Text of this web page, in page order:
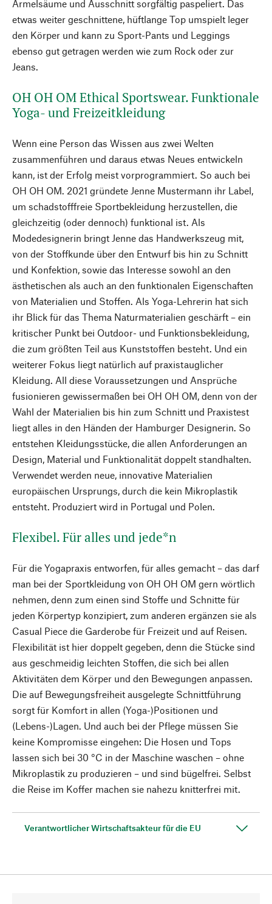
Ärmelsäume und Ausschnitt sorgfältig paspeliert. Das
etwas weiter geschnittene, hüftlange Top umspielt leger
den Körper und kann zu Sport-Pants und Leggings
ebenso gut getragen werden wie zum Rock oder zur
Jeans.
OH OH OM Ethical Sportswear. Funktionale
Yoga- und Freizeitkleidung
Wenn eine Person das Wissen aus zwei Welten
zusammenführen und daraus etwas Neues entwickeln
kann, ist der Erfolg meist vorprogrammiert. So auch bei
OH OH OM. 2021 gründete Jenne Mustermann ihr Label,
um schadstofffreie Sportbekleidung herzustellen, die
gleichzeitig (oder dennoch) funktional ist. Als
Modedesignerin bringt Jenne das Handwerkszeug mit,
von der Stoffkunde über den Entwurf bis hin zu Schnitt
und Konfektion, sowie das Interesse sowohl an den
ästhetischen als auch an den funktionalen Eigenschaften
von Materialien und Stoffen. Als Yoga-Lehrerin hat sich
ihr Blick für das Thema Naturmaterialien geschärft – ein
kritischer Punkt bei Outdoor- und Funktionsbekleidung,
die zum größten Teil aus Kunststoffen besteht. Und ein
weiterer Fokus liegt natürlich auf praxistauglicher
Kleidung. All diese Voraussetzungen und Ansprüche
fusionieren gewissermaßen bei OH OH OM, denn von der
Wahl der Materialien bis hin zum Schnitt und Praxistest
liegt alles in den Händen der Hamburger Designerin. So
entstehen Kleidungsstücke, die allen Anforderungen an
Design, Material und Funktionalität doppelt standhalten.
Verwendet werden neue, innovative Materialien
europäischen Ursprungs, durch die kein Mikroplastik
entsteht. Produziert wird in Portugal und Polen.
Flexibel. Für alles und jede*n
Für die Yogapraxis entworfen, für alles gemacht – das darf
man bei der Sportkleidung von OH OH OM gern wörtlich
nehmen, denn zum einen sind Stoffe und Schnitte für
jeden Körpertyp konzipiert, zum anderen ergänzen sie als
Casual Piece die Garderobe für Freizeit und auf Reisen.
Flexibilität ist hier doppelt gegeben, denn die Stücke sind
aus geschmeidig leichten Stoffen, die sich bei allen
Aktivitäten dem Körper und den Bewegungen anpassen.
Die auf Bewegungsfreiheit ausgelegte Schnittführung
sorgt für Komfort in allen (Yoga-)Positionen und
(Lebens-)Lagen. Und auch bei der Pflege müssen Sie
keine Kompromisse eingehen: Die Hosen und Tops
lassen sich bei 30 °C in der Maschine waschen – ohne
Mikroplastik zu produzieren – und sind bügelfrei. Selbst
die Reise im Koffer machen sie nahezu knitterfrei mit.
Verantwortlicher Wirtschaftsakteur für die EU